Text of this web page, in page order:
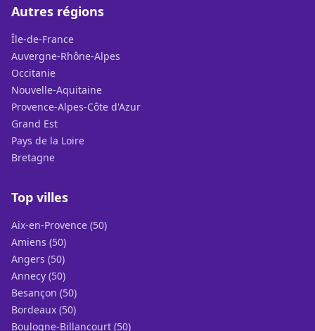
Autres régions
Île-de-France
Auvergne-Rhône-Alpes
Occitanie
Nouvelle-Aquitaine
Provence-Alpes-Côte d'Azur
Grand Est
Pays de la Loire
Bretagne
Top villes
Aix-en-Provence (50)
Amiens (50)
Angers (50)
Annecy (50)
Besançon (50)
Bordeaux (50)
Boulogne-Billancourt (50)